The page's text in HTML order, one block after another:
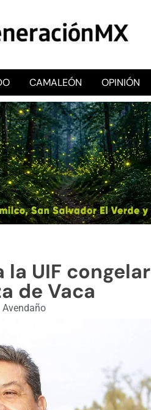
libre e independiente
CAMALEÓN OPINIÓN
UIF congelar
de Vaca